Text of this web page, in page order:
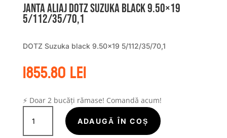
Janta aliaj DOTZ Suzuka black 9.50×19
5/112/35/70,1
DOTZ Suzuka black 9.50×19 5/112/35/70,1
1855.80lei
⚡ Doar 2 bucăți rămase! Comandă acum!
Cantitate
Janta
aliaj
ADAUGĂ ÎN COȘ